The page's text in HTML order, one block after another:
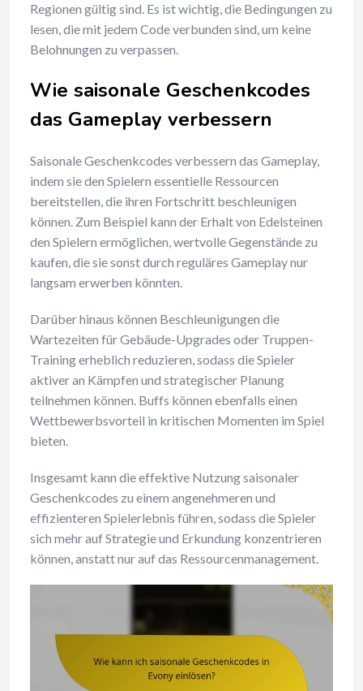
Regionen gültig sind. Es ist wichtig, die Bedingungen zu
lesen, die mit jedem Code verbunden sind, um keine
Belohnungen zu verpassen.
Wie saisonale Geschenkcodes
das Gameplay verbessern
Saisonale Geschenkcodes verbessern das Gameplay,
indem sie den Spielern essentielle Ressourcen
bereitstellen, die ihren Fortschritt beschleunigen
können. Zum Beispiel kann der Erhalt von Edelsteinen
den Spielern ermöglichen, wertvolle Gegenstände zu
kaufen, die sie sonst durch reguläres Gameplay nur
langsam erwerben könnten.
Darüber hinaus können Beschleunigungen die
Wartezeiten für Gebäude-Upgrades oder Truppen-
Training erheblich reduzieren, sodass die Spieler
aktiver an Kämpfen und strategischer Planung
teilnehmen können. Buffs können ebenfalls einen
Wettbewerbsvorteil in kritischen Momenten im Spiel
bieten.
Insgesamt kann die effektive Nutzung saisonaler
Geschenkcodes zu einem angenehmeren und
effizienteren Spielerlebnis führen, sodass die Spieler
sich mehr auf Strategie und Erkundung konzentrieren
können, anstatt nur auf das Ressourcenmanagement.